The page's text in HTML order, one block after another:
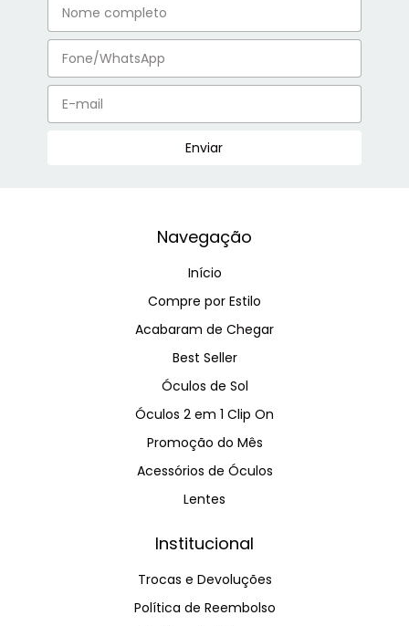
Navegação
Início
Compre por Estilo
Acabaram de Chegar
Best Seller
Óculos de Sol
Óculos 2 em 1 Clip On
Promoção do Mês
Acessórios de Óculos
Lentes
Institucional
Trocas e Devoluções
Política de Reembolso